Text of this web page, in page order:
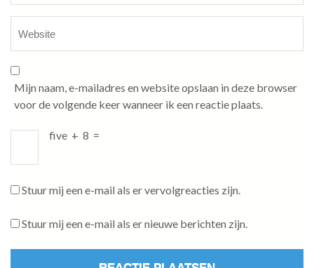
Mijn naam, e-mailadres en website opslaan in deze browser
voor de volgende keer wanneer ik een reactie plaats.
five + 8 =
Stuur mij een e-mail als er vervolgreacties zijn.
Stuur mij een e-mail als er nieuwe berichten zijn.